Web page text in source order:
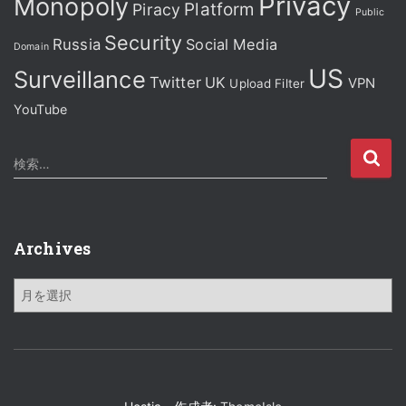
Monopoly Piracy Platform Public
Domain Russia Security Social Media
Surveillance Twitter UK Upload Filter US VPN
YouTube
検
索
検索…
Archives
h